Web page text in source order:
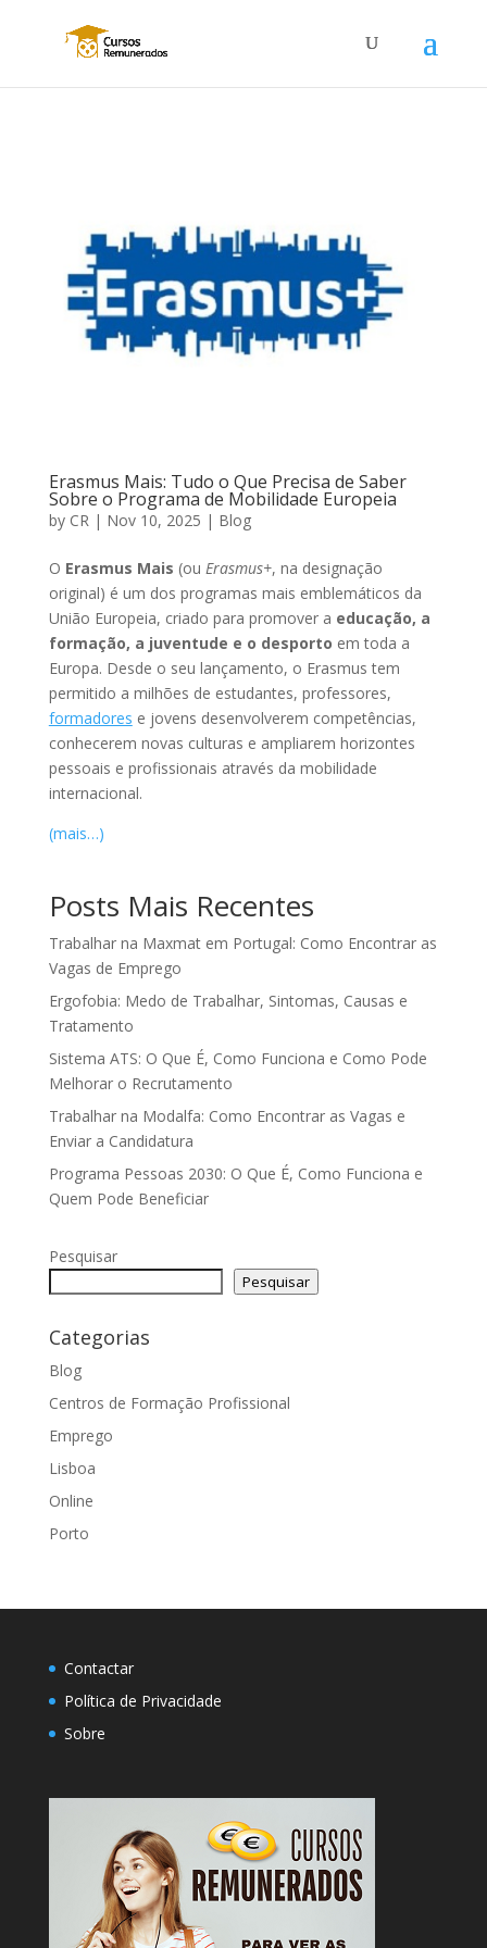
Erasmus Mais: Tudo o Que Precisa de Saber
Sobre o Programa de Mobilidade Europeia
by CR| Nov 10, 2025 | Blog
O Erasmus Mais (ou Erasmus+, na designação
original) é um dos programas mais emblemáticos da
União Europeia, criado para promover a educação, a
formação, a juventude e o desporto em toda a
Europa. Desde o seu lançamento, o Erasmus tem
permitido a milhões de estudantes, professores,
formadores e jovens desenvolverem competências,
conhecerem novas culturas e ampliarem horizontes
pessoais e profissionais através da mobilidade
internacional.
(mais…)
Posts Mais Recentes
Trabalhar na Maxmat em Portugal: Como Encontrar as
Vagas de Emprego
Ergofobia: Medo de Trabalhar, Sintomas, Causas e
Tratamento
Sistema ATS: O Que É, Como Funciona e Como Pode
Melhorar o Recrutamento
Trabalhar na Modalfa: Como Encontrar as Vagas e
Enviar a Candidatura
Programa Pessoas 2030: O Que É, Como Funciona e
Quem Pode Beneficiar
Pesquisar
Pesquisar
Categorias
Blog
Centros de Formação Profissional
Emprego
Lisboa
Online
Porto
Contactar
Política de Privacidade
Sobre